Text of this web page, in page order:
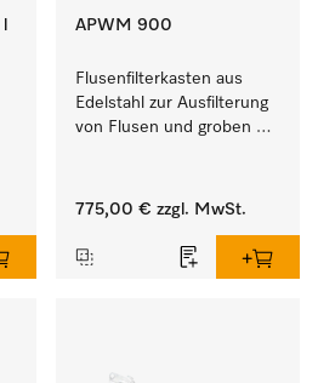
APWM 900
Flusenfilterkasten aus
Edelstahl zur Ausfilterung
von Flusen und groben
775,00 € zzgl. MwSt.